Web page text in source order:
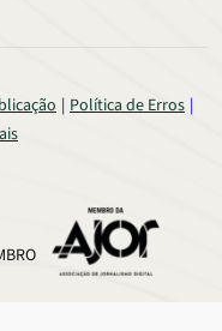
Política de Erros